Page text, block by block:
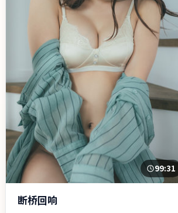
99:31
断桥回响